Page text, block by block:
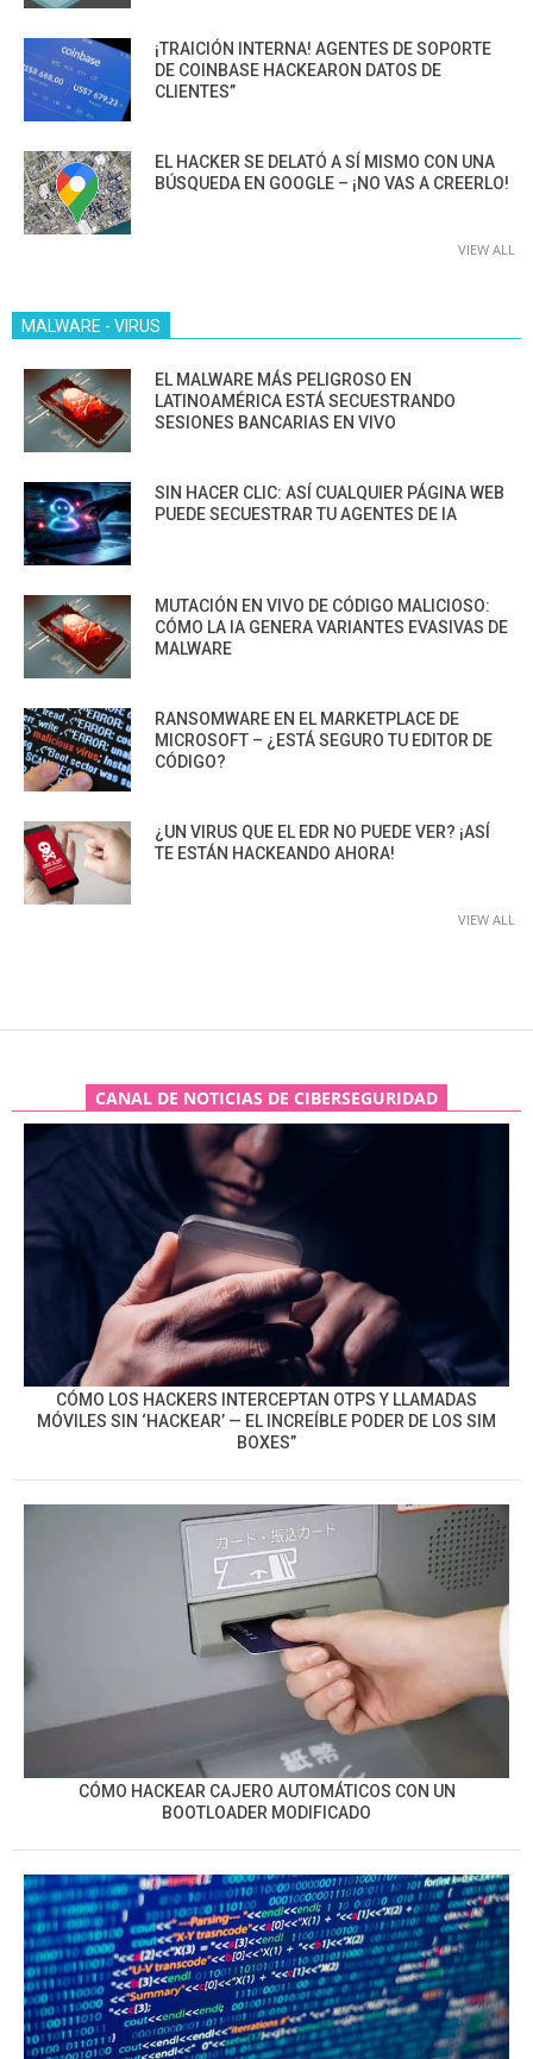
¡TRAICIÓN INTERNA! AGENTES DE SOPORTE
DE COINBASE HACKEARON DATOS DE
CLIENTES”
EL HACKER SE DELATÓ A SÍ MISMO CON UNA
BÚSQUEDA EN GOOGLE – ¡NO VAS A CREERLO!
VIEW ALL
MALWARE - VIRUS
EL MALWARE MÁS PELIGROSO EN
LATINOAMÉRICA ESTÁ SECUESTRANDO
SESIONES BANCARIAS EN VIVO
SIN HACER CLIC: ASÍ CUALQUIER PÁGINA WEB
PUEDE SECUESTRAR TU AGENTES DE IA
MUTACIÓN EN VIVO DE CÓDIGO MALICIOSO:
CÓMO LA IA GENERA VARIANTES EVASIVAS DE
MALWARE
RANSOMWARE EN EL MARKETPLACE DE
MICROSOFT – ¿ESTÁ SEGURO TU EDITOR DE
CÓDIGO?
¿UN VIRUS QUE EL EDR NO PUEDE VER? ¡ASÍ
TE ESTÁN HACKEANDO AHORA!
VIEW ALL
CANAL DE NOTICIAS DE CIBERSEGURIDAD
CÓMO LOS HACKERS INTERCEPTAN OTPS Y LLAMADAS
MÓVILES SIN ‘HACKEAR’ — EL INCREÍBLE PODER DE LOS SIM
BOXES”
CÓMO HACKEAR CAJERO AUTOMÁTICOS CON UN
BOOTLOADER MODIFICADO